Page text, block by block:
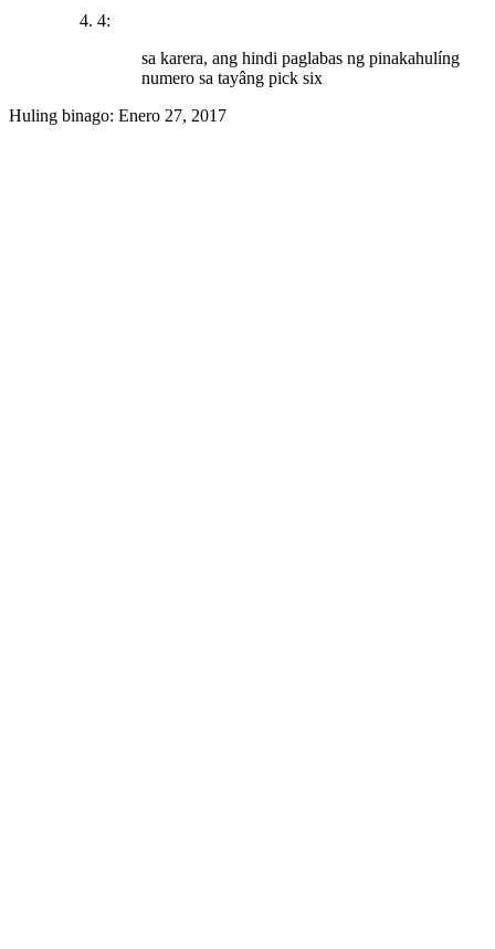
4:
sa karera, ang hindi paglabas ng pinakahulíng
numero sa tayâng pick six
Huling binago: Enero 27, 2017